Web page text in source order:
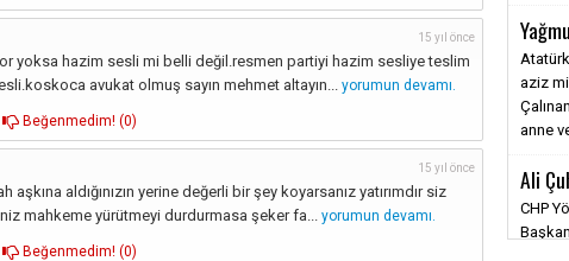
15 yıl önce
yoksa hazim sesli mi belli değil.resmen partiyi hazim sesliye teslim
avukat olmuş sayın mehmet altayın... yorumun devamı.
Beğenmedim! (0)
15 yıl önce
aşkına aldığınızın yerine değerli bir şey koyarsanız yatırımdır siz
mahkeme yürütmeyi durdurmasa şeker fa... yorumun devamı.
Beğenmedim! (0)
aziz
anne
Ali
CHP